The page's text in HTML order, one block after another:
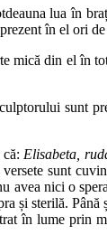
lua în
în el ori de
mică din el în
sunt
Elisabeta,
sunt
avea nici o
și sterilă.
în lume prin